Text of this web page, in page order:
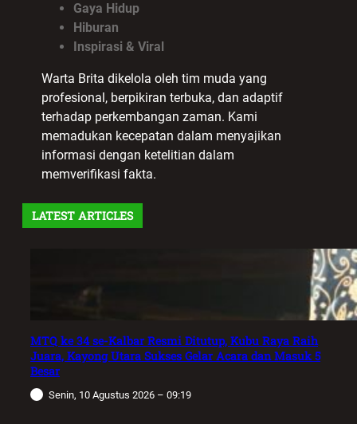
Gaya Hidup
Hiburan
Inspirasi & Viral
Warta Brita dikelola oleh tim muda yang
profesional, berpikiran terbuka, dan adaptif
terhadap perkembangan zaman. Kami
memadukan kecepatan dalam menyajikan
informasi dengan ketelitian dalam
memverifikasi fakta.
LATEST ARTICLES
MTQ ke 34 se-Kalbar Resmi Ditutup, Kubu Raya Raih
Juara, Kayong Utara Sukses Gelar Acara dan Masuk 5
Besar
Senin, 10 Agustus 2026 – 09:19